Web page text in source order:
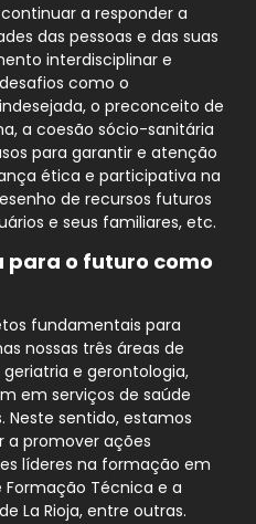
a responder a
das pessoas e das suas
interdisciplinar e
como o
o preconceito de
a coesão sócio-sanitária
para garantir e atenção
ética e participativa na
de recursos futuros
e seus familiares, etc.
para o futuro como
fundamentais para
nossas três áreas de
e gerontologia,
em serviços de saúde
Neste sentido, estamos
a promover ações
líderes na formação em
Formação Técnica e a
La Rioja, entre outras.